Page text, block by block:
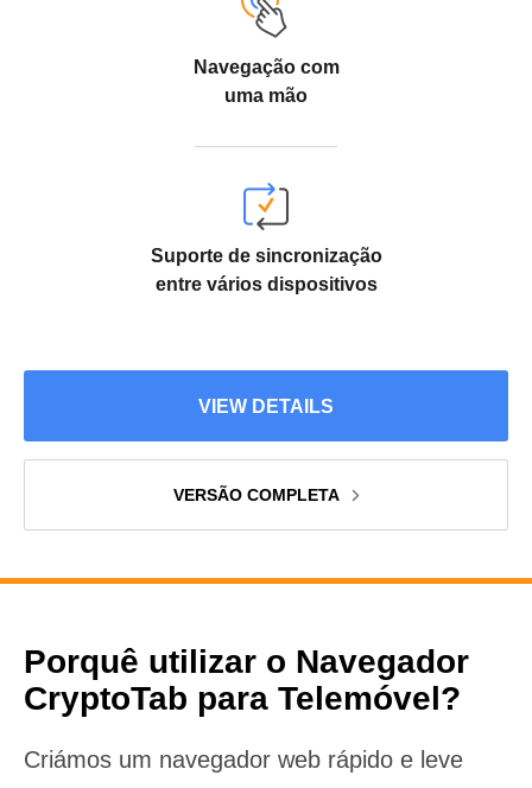
Navegação com
uma mão
Suporte de sincronização
entre vários dispositivos
VIEW DETAILS
VERSÃO COMPLETA
Porquê utilizar o Navegador
CryptoTab para Telemóvel?
Criámos um navegador web rápido e leve